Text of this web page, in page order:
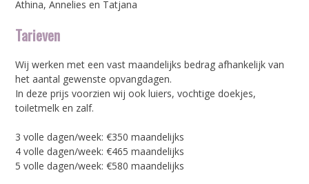
Athina, Annelies en Tatjana
Tarieven
Wij werken met een vast maandelijks bedrag afhankelijk van
het aantal gewenste opvangdagen.
In deze prijs voorzien wij ook luiers, vochtige doekjes,
toiletmelk en zalf.
3 volle dagen/week: €350 maandelijks
4 volle dagen/week: €465 maandelijks
5 volle dagen/week: €580 maandelijks